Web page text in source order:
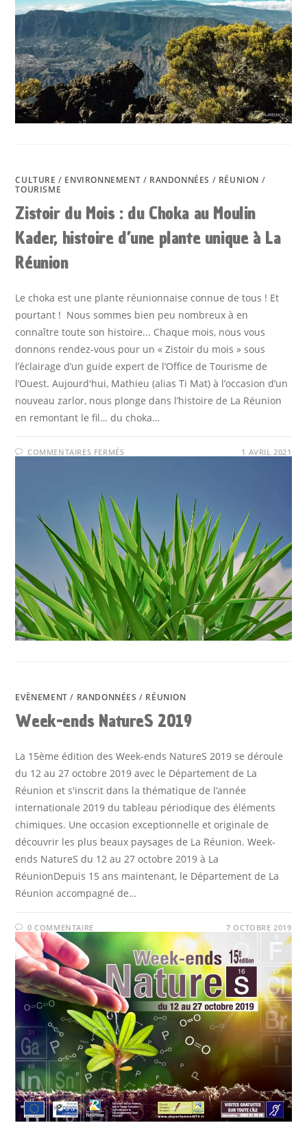
DES
SOMMETS
DE
L’OUEST
RÉUNION
CULTURE / ENVIRONNEMENT / RANDONNÉES / RÉUNION /
TOURISME
Zistoir du Mois : du Choka au Moulin
Kader, histoire d’une plante unique à La
Réunion
Le choka est une plante réunionnaise connue de tous ! Et
pourtant ! Nous sommes bien peu nombreux à en
connaître toute son histoire... Chaque mois, nous vous
donnons rendez-vous pour un « Zistoir du mois » sous
l’éclairage d’un guide expert de l’Office de Tourisme de
l’Ouest. Aujourd'hui, Mathieu (alias Ti Mat) à l’occasion d’un
nouveau zarlor, nous plonge dans l’histoire de La Réunion
en remontant le fil… du choka…
COMMENTAIRES FERMÉSSUR
ZISTOIR
DU
CHOKA
AU
MOULIN
KADER,
HISTOIRE
D’UNE
PLANTE
UNIQUE
À
LA
RÉUNION
1 AVRIL 2021
EVÈNEMENT / RANDONNÉES / RÉUNION
Week-ends NatureS 2019
La 15ème édition des Week-ends NatureS 2019 se déroule
du 12 au 27 octobre 2019 avec le Département de La
Réunion et s'inscrit dans la thématique de l’année
internationale 2019 du tableau périodique des éléments
chimiques. Une occasion exceptionnelle et originale de
découvrir les plus beaux paysages de La Réunion. Week-
ends NatureS du 12 au 27 octobre 2019 à La
RéunionDepuis 15 ans maintenant, le Département de La
Réunion accompagné de…
0 COMMENTAIRE 7 OCTOBRE 2019